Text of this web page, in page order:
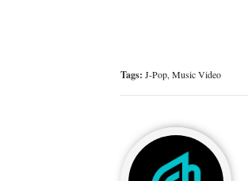
Tags: J-Pop, Music Video